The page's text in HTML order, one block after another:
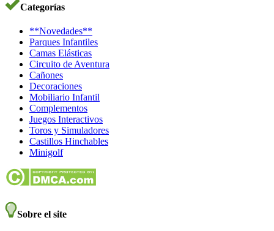
Categorías
**Novedades**
Parques Infantiles
Camas Elásticas
Circuito de Aventura
Cañones
Decoraciones
Mobiliario Infantil
Complementos
Juegos Interactivos
Toros y Simuladores
Castillos Hinchables
Minigolf
Sobre el site